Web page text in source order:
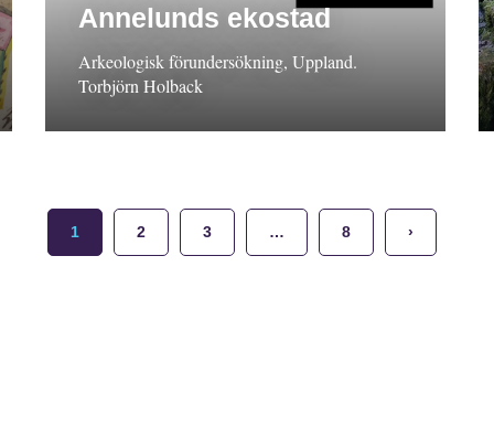
Annelunds ekostad
Arkeologisk förundersökning, Uppland.
Torbjörn Holback
1 2 3 … 8 ›